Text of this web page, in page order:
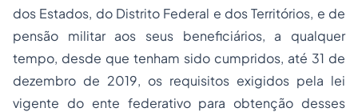
dos Estados, do Distrito Federal e dos Territórios, e de
pensão militar aos seus beneficiários, a qualquer
tempo, desde que tenham sido cumpridos, até 31 de
dezembro de 2019, os requisitos exigidos pela lei
vigente do ente federativo para obtenção desses